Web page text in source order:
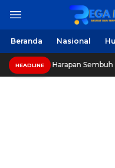
Berita
Beranda Nasional
HEADLINE
Beri Harapan Sembuh